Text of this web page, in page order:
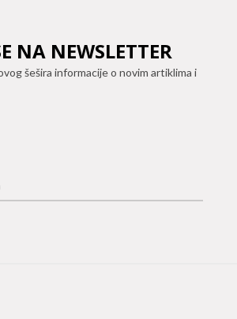
NA NEWSLETTER
šešira informacije o novim artiklima i